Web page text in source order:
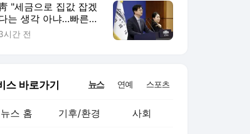
"세금으로 집값 잡겠
는 생각 아냐…빠른
일 내 공급책 발표"
시간 전
스 바로가기 뉴스 연예 스포츠
뉴스 홈 기후/환경 사회